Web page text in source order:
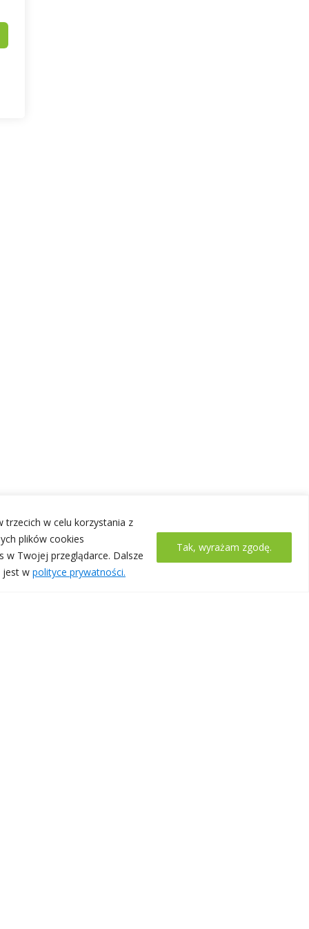
trzecich w celu korzystania z
plików cookies
w Twojej przeglądarce. Dalsze
jest w polityce prywatności.
Tak, wyrażam zgodę.